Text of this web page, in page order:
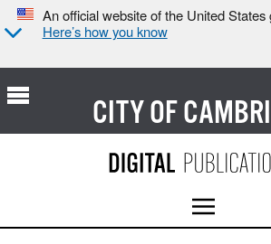
An official website of the United States
Here’s how you know
CITY OF